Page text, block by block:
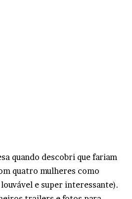
quando descobri que fariam
quatro mulheres como
e super interessante).